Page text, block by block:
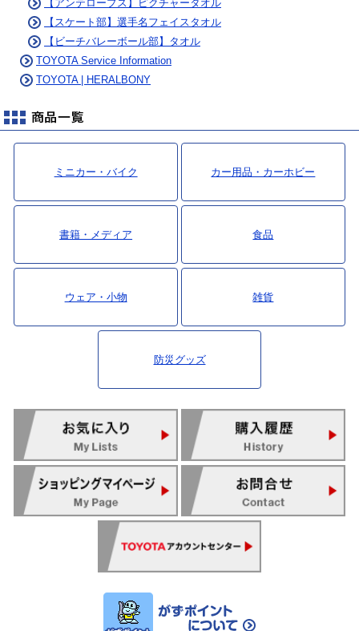
【アンテロープス】ピクチャータオル
【スケート部】選手名フェイスタオル
【ビーチバレーボール部】タオル
TOYOTA Service Information
TOYOTA | HERALBONY
ミニカー・バイク カー用品・カーホビー
書籍・メディア 食品
ウェア・小物 雑貨
防災グッズ